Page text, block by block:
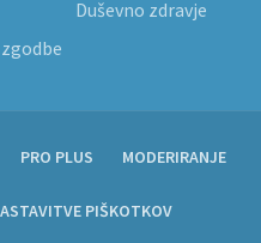
Duševno zdravje
PRO PLUS MODERIRANJE
PIŠKOTKOV